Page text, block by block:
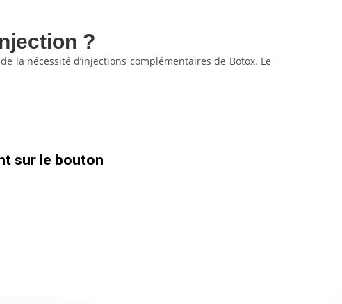
?
la nécessité d’injections complémentaires de Botox. Le
sur le bouton